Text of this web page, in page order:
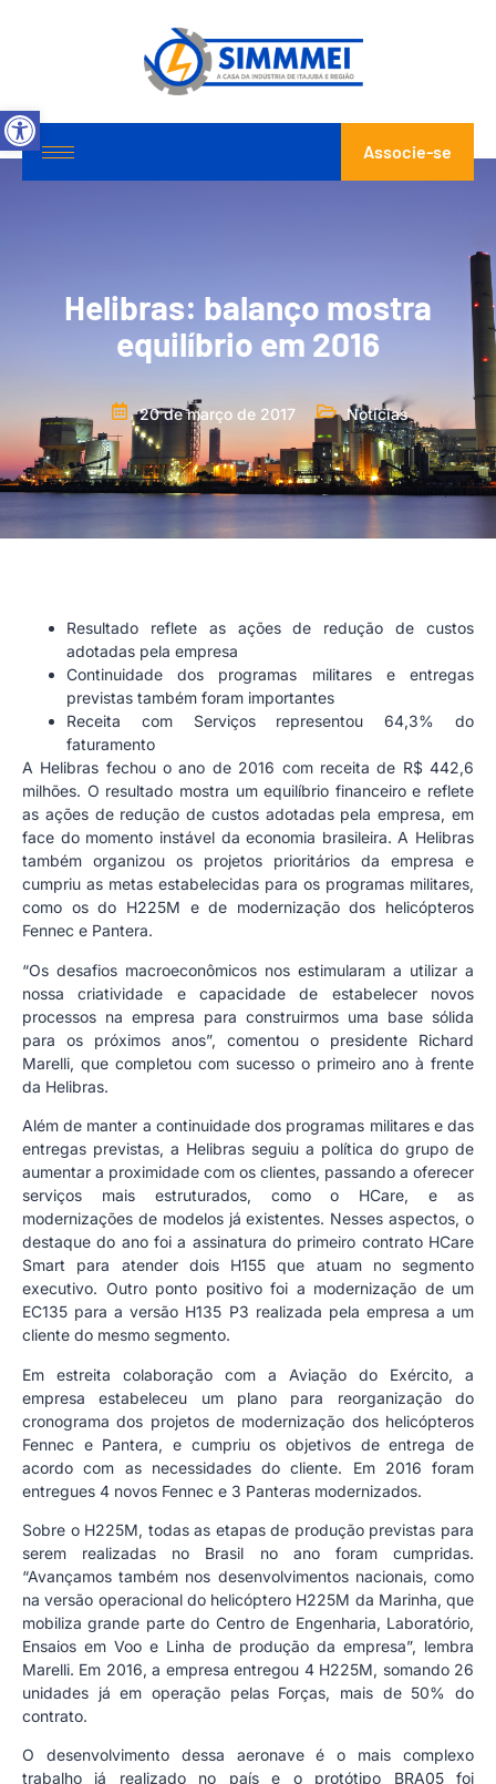
Abrir a barra de ferramentas
Associe-se
Helibras: balanço mostra
equilíbrio em 2016
20 de março de 2017 Notícias
Resultado reflete as ações de redução de custos
adotadas pela empresa
Continuidade dos programas militares e entregas
previstas também foram importantes
Receita com Serviços representou 64,3% do
faturamento
A Helibras fechou o ano de 2016 com receita de R$ 442,6
milhões. O resultado mostra um equilíbrio financeiro e reflete
as ações de redução de custos adotadas pela empresa, em
face do momento instável da economia brasileira. A Helibras
também organizou os projetos prioritários da empresa e
cumpriu as metas estabelecidas para os programas militares,
como os do H225M e de modernização dos helicópteros
Fennec e Pantera.
“Os desafios macroeconômicos nos estimularam a utilizar a
nossa criatividade e capacidade de estabelecer novos
processos na empresa para construirmos uma base sólida
para os próximos anos”, comentou o presidente Richard
Marelli, que completou com sucesso o primeiro ano à frente
da Helibras.
Além de manter a continuidade dos programas militares e das
entregas previstas, a Helibras seguiu a política do grupo de
aumentar a proximidade com os clientes, passando a oferecer
serviços mais estruturados, como o HCare, e as
modernizações de modelos já existentes. Nesses aspectos, o
destaque do ano foi a assinatura do primeiro contrato HCare
Smart para atender dois H155 que atuam no segmento
executivo. Outro ponto positivo foi a modernização de um
EC135 para a versão H135 P3 realizada pela empresa a um
cliente do mesmo segmento.
Em estreita colaboração com a Aviação do Exército, a
empresa estabeleceu um plano para reorganização do
cronograma dos projetos de modernização dos helicópteros
Fennec e Pantera, e cumpriu os objetivos de entrega de
acordo com as necessidades do cliente. Em 2016 foram
entregues 4 novos Fennec e 3 Panteras modernizados.
Sobre o H225M, todas as etapas de produção previstas para
serem realizadas no Brasil no ano foram cumpridas.
“Avançamos também nos desenvolvimentos nacionais, como
na versão operacional do helicóptero H225M da Marinha, que
mobiliza grande parte do Centro de Engenharia, Laboratório,
Ensaios em Voo e Linha de produção da empresa”, lembra
Marelli. Em 2016, a empresa entregou 4 H225M, somando 26
unidades já em operação pelas Forças, mais de 50% do
contrato.
O desenvolvimento dessa aeronave é o mais complexo
trabalho já realizado no país e o protótipo BRA05 foi